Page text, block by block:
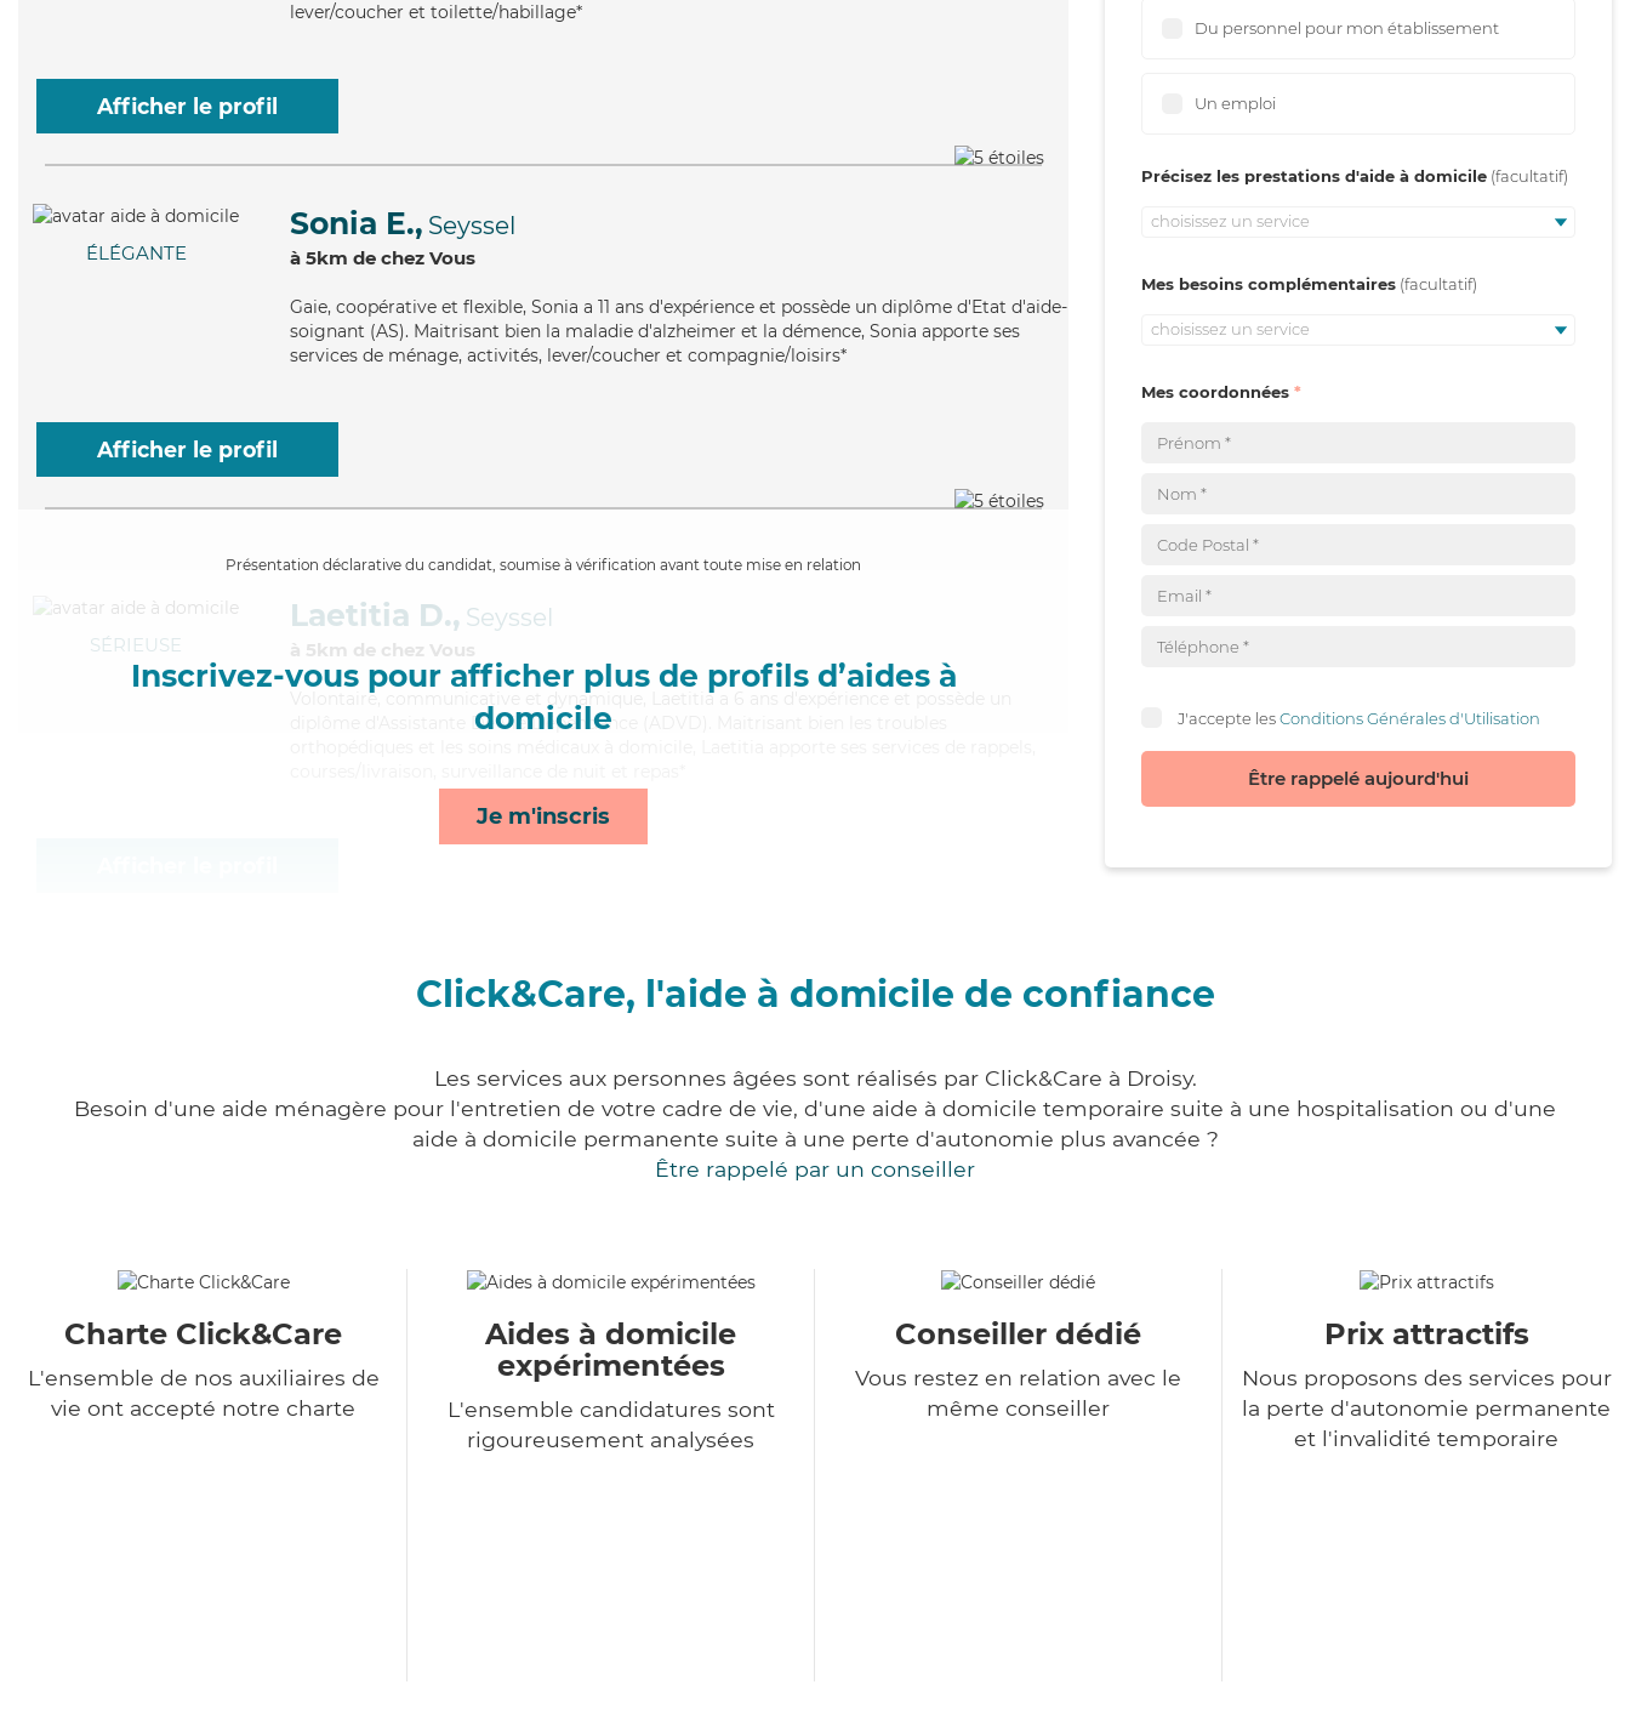
lever/coucher et toilette/habillage*
Afficher le profil
ÉLÉGANTE
Sonia E., Seyssel
à 5km de chez Vous
Gaie, coopérative et flexible, Sonia a 11 ans d'expérience et possède un diplôme d'Etat d'aide-
soignant (AS). Maitrisant bien la maladie d'alzheimer et la démence, Sonia apporte ses
services de ménage, activités, lever/coucher et compagnie/loisirs*
Afficher le profil
Présentation déclarative du candidat, soumise à vérification avant toute mise en relation
Inscrivez-vous pour afficher plus de profils d’aides à
domicile
Je m'inscris
SÉRIEUSE
Laetitia D., Seyssel
à 5km de chez Vous
Volontaire
, communicative et dynamique, Laetitia a 6 ans d'expérience et possède un
diplôme d'Assistante De Vie Dépendance (ADVD). Maitrisant bien les troubles
Du personnel pour mon établissement
Un emploi
Précisez les prestations d'aide à domicile
choisissez un service
Mes besoins complémentaires
choisissez un service
Mes coordonnées
J'accepte lesConditions Générales d'Utilisation
Être rappelé aujourd'hui
Click&Care, l'aide à domicile de confiance
Les services aux personnes âgées sont réalisés par Click&Care à Droisy.
Besoin d'une aide ménagère pour l'entretien de votre cadre de vie, d'une aide à domicile temporaire suite à une hospitalisation ou d'une
aide à domicile permanente suite à une perte d'autonomie plus avancée ?
Être rappelé par un conseiller
Charte Click&Care
L'ensemble de nos auxiliaires de
vie ont accepté notre charte
Aides à domicile
expérimentées
L'ensemble candidatures sont
rigoureusement analysées
Conseiller dédié
Vous restez en relation avec le
même conseiller
Prix attractifs
Nous proposons des services pour
la perte d'autonomie permanente
et l'invalidité temporaire